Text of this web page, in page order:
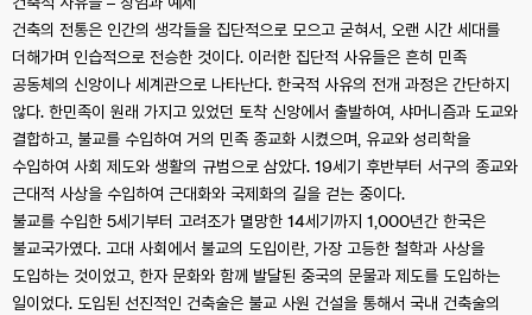
건축의 전통은 인간의 생각들을 집단적으로 모으고 굳혀서, 오랜 시간 세대를
더해가며 인습적으로 전승한 것이다. 이러한 집단적 사유들은 흔히 민족
공동체의 신앙이나 세계관으로 나타난다. 한국적 사유의 전개 과정은 간단하지
않다. 한민족이 원래 가지고 있었던 토착 신앙에서 출발하여, 샤머니즘과 도교와
결합하고, 불교를 수입하여 거의 민족 종교화 시켰으며, 유교와 성리학을
수입하여 사회 제도와 생활의 규범으로 삼았다. 19세기 후반부터 서구의 종교와
근대적 사상을 수입하여 근대화와 국제화의 길을 걷는 중이다.
불교를 수입한 5세기부터 고려조가 멸망한 14세기까지 1,000년간 한국은
불교국가였다. 고대 사회에서 불교의 도입이란, 가장 고등한 철학과 사상을
도입하는 것이었고, 한자 문화와 함께 발달된 중국의 문물과 제도를 도입하는
일이었다. 도입된 선진적인 건축술은 불교 사원 건설을 통해서 국내 건축술의